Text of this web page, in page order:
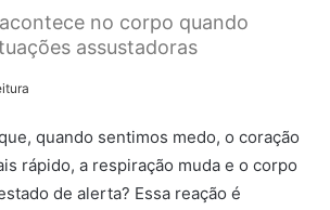
no corpo quando
assustadoras
quando sentimos medo, o coração
rápido, a respiração muda e o corpo
de alerta? Essa reação é